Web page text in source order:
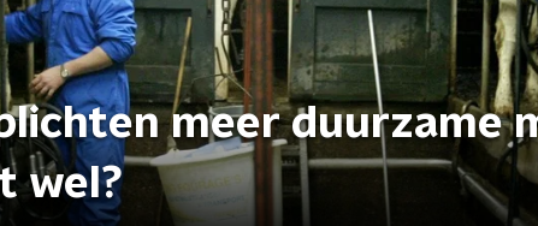
meer duurzame
wel?